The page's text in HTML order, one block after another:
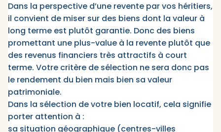
Dans la perspective d’une revente par vos héritiers,
il convient de miser sur des biens dont la valeur à
long terme est plutôt garantie. Donc des biens
promettant une plus-value à la revente plutôt que
des revenus financiers très attractifs à court
terme. Votre critère de sélection ne sera donc pas
le rendement du bien mais bien sa valeur
patrimoniale.
Dans la sélection de votre bien locatif, cela signifie
porter attention à :
sa situation géographique (centres-villes